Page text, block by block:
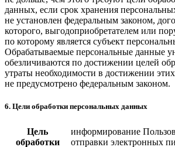
данных, если срок хранения
не установлен федеральным законом,
которого, выгодоприобретателем или
по которому является субъект
Обрабатываемые персональные данные
обезличиваются по достижении целей
утраты необходимости в достижении
не предусмотрено федеральным законом.
6. Цели обработки персональных данных
Цель
обработки
информирование
отправки электронных